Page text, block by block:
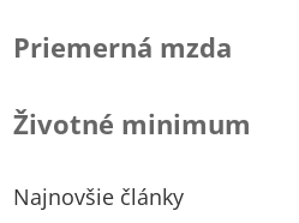
Priemerná mzda
Životné minimum
Najnovšie články